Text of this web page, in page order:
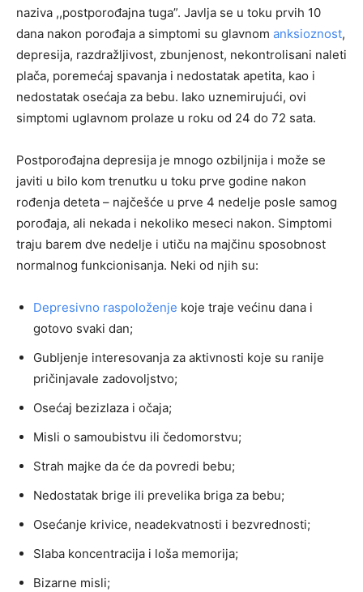
naziva ,,postporođajna tuga”. Javlja se u toku prvih 10
dana nakon porođaja a simptomi su glavnom anksioznost,
depresija, razdražljivost, zbunjenost, nekontrolisani naleti
plača, poremećaj spavanja i nedostatak apetita, kao i
nedostatak osećaja za bebu. Iako uznemirujući, ovi
simptomi uglavnom prolaze u roku od 24 do 72 sata.
Postporođajna depresija je mnogo ozbiljnija i može se
javiti u bilo kom trenutku u toku prve godine nakon
rođenja deteta – najčešće u prve 4 nedelje posle samog
porođaja, ali nekada i nekoliko meseci nakon. Simptomi
traju barem dve nedelje i utiču na majčinu sposobnost
normalnog funkcionisanja. Neki od njih su:
Depresivno raspoloženje koje traje većinu dana i
gotovo svaki dan;
Gubljenje interesovanja za aktivnosti koje su ranije
pričinjavale zadovoljstvo;
Osećaj bezizlaza i očaja;
Misli o samoubistvu ili čedomorstvu;
Strah majke da će da povredi bebu;
Nedostatak brige ili prevelika briga za bebu;
Osećanje krivice, neadekvatnosti i bezvrednosti;
Slaba koncentracija i loša memorija;
Bizarne misli;